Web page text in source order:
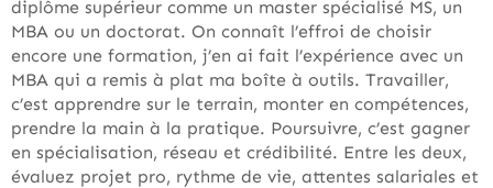
diplôme supérieur comme un master spécialisé MS, un
MBA ou un doctorat. On connaît l’effroi de choisir
encore une formation, j’en ai fait l’expérience avec un
MBA qui a remis à plat ma boîte à outils. Travailler,
c’est apprendre sur le terrain, monter en compétences,
prendre la main à la pratique. Poursuivre, c’est gagner
en spécialisation, réseau et crédibilité. Entre les deux,
évaluez projet pro, rythme de vie, attentes salariales et